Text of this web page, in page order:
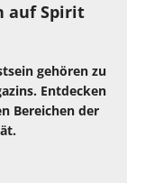
auf Spirit
gehören zu
Entdecken
Bereichen der